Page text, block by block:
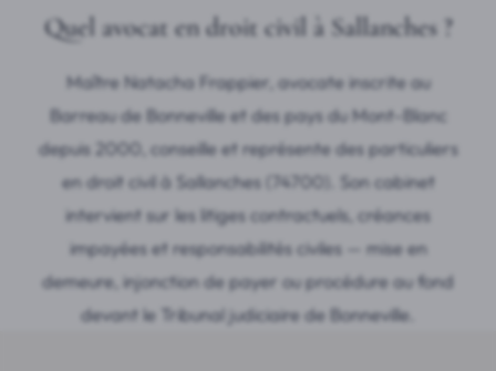
Quel avocat en droit civil à Sallanches ?
Maître Natacha Frappier, avocate inscrite au
Barreau de Bonneville et des pays du Mont-Blanc
depuis 2000, conseille et représente des particuliers
en droit civil à Sallanches (74700). Son cabinet
intervient sur les litiges contractuels, créances
impayées et responsabilités civiles — mise en
demeure, injonction de payer ou procédure au fond
devant le Tribunal judiciaire de Bonneville.